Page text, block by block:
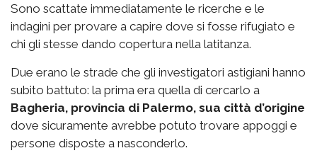
Sono scattate immediatamente le ricerche e le
indagini per provare a capire dove si fosse rifugiato e
chi gli stesse dando copertura nella latitanza.
Due erano le strade che gli investigatori astigiani hanno
subito battuto: la prima era quella di cercarlo a
Bagheria, provincia di Palermo, sua città d’origine
dove sicuramente avrebbe potuto trovare appoggi e
persone disposte a nasconderlo.